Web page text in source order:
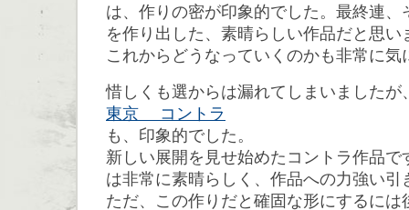
は、作りの密が印象的でした。最終連、
を作り出した、素晴らしい作品だと思い
これからどうなっていくのかも非常に気
惜しくも選からは漏れてしまいましたが
東京 コントラ
も、印象的でした。
新しい展開を見せ始めたコントラ作品で
は非常に素晴らしく、作品への力強い引
ただ、この作りだと確固な形にするには